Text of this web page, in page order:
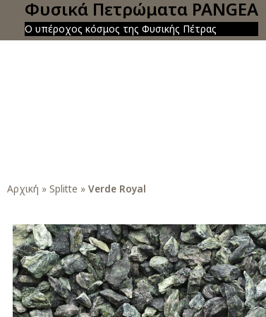
Φυσικά Πετρώματα PANGEA
Ο υπέροχος κόσμος της Φυσικής Πέτρας
Αρχική » Splitte » Verde Royal